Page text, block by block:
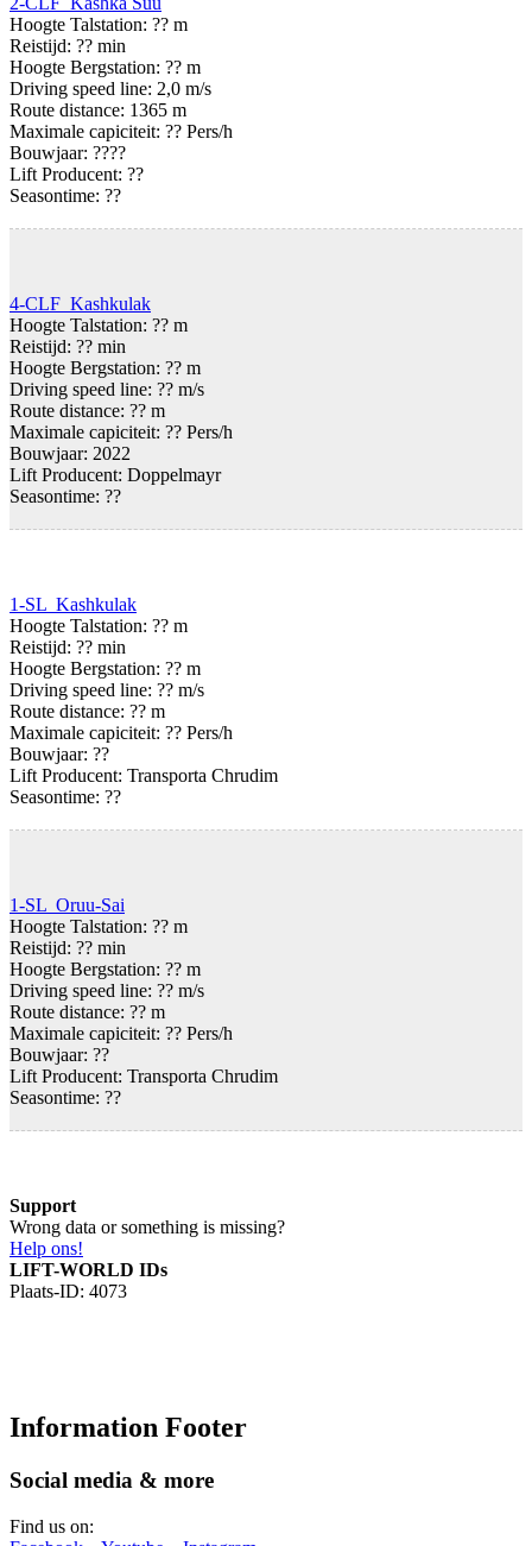
Hoogte Talstation: ?? m
Reistijd: ?? min
Hoogte Bergstation: ?? m
Driving speed line: 2,0 m/s
Route distance: 1365 m
Maximale capiciteit: ?? Pers/h
Bouwjaar: ????
Lift Producent: ??
Seasontime: ??
4-CLF Kashkulak
Hoogte Talstation: ?? m
Reistijd: ?? min
Hoogte Bergstation: ?? m
Driving speed line: ?? m/s
Route distance: ?? m
Maximale capiciteit: ?? Pers/h
Bouwjaar: 2022
Lift Producent: Doppelmayr
Seasontime: ??
1-SL Kashkulak
Hoogte Talstation: ?? m
Reistijd: ?? min
Hoogte Bergstation: ?? m
Driving speed line: ?? m/s
Route distance: ?? m
Maximale capiciteit: ?? Pers/h
Bouwjaar: ??
Lift Producent: Transporta Chrudim
Seasontime: ??
1-SL Oruu-Sai
Hoogte Talstation: ?? m
Reistijd: ?? min
Hoogte Bergstation: ?? m
Driving speed line: ?? m/s
Route distance: ?? m
Maximale capiciteit: ?? Pers/h
Bouwjaar: ??
Lift Producent: Transporta Chrudim
Seasontime: ??
Support
Wrong data or something is missing?
Help ons!
LIFT-WORLD IDs
Plaats-ID: 4073
Information Footer
Social media & more
Find us on: